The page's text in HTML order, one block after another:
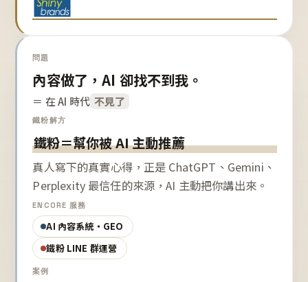
問題
內容做了，AI 卻找不到我。
＝ 在 AI 時代 不見了
鐵粉解方
鐵粉＝幫你被 AI 主動推薦
真人寫下的真實心得，正是 ChatGPT、Gemini、
Perplexity 最信任的來源，AI 主動把你講出來。
ENCORE 服務
AI 內容系統・GEO
鐵粉 LINE 群運營
案例